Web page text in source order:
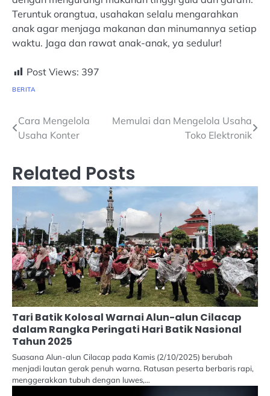
Teruntuk orangtua, usahakan selalu mengarahkan
anak agar menjaga makanan dan minumannya setiap
waktu. Jaga dan rawat anak-anak, ya sedulur!
Post Views: 397
BERITA
Navigasi
pos
Cara Mengelola
Usaha Konter
Memulai dan Mengelola Usaha
Toko Elektronik
Related Posts
Tari Batik Kolosal Warnai Alun-alun Cilacap
dalam Rangka Peringati Hari Batik Nasional
Tahun 2025
Suasana Alun-alun Cilacap pada Kamis (2/10/2025) berubah
menjadi lautan gerak penuh warna. Ratusan peserta berbaris rapi,
menggerakkan tubuh dengan luwes,…